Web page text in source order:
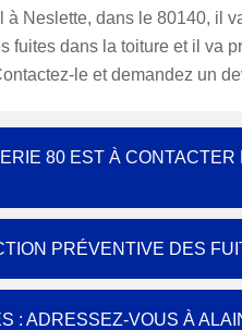
à Neslette, dans le 80140, il
fuites dans la toiture et il va
le et demandez un
80 EST À CONTACTER
PRÉVENTIVE DES
: ADRESSEZ-VOUS À